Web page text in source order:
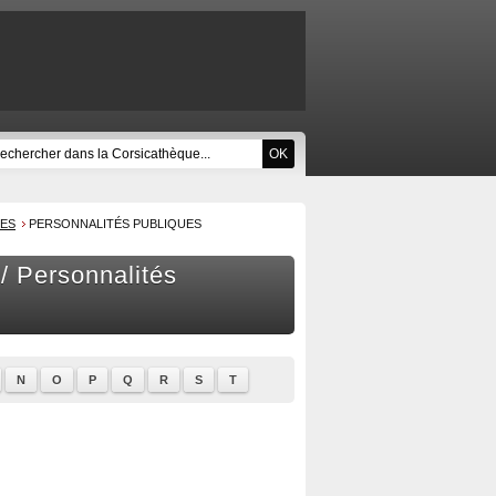
PERSONNALITÉS PUBLIQUES
Personnalités
N O P Q R S T